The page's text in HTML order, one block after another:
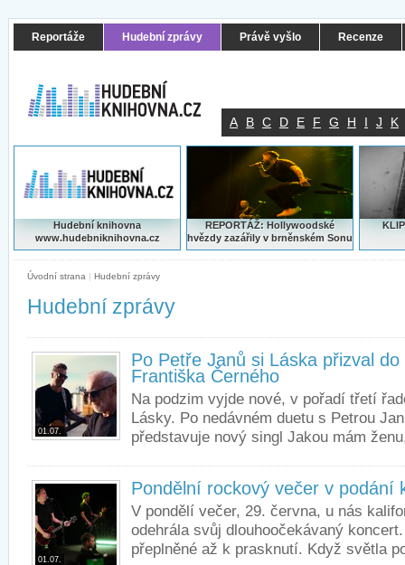
Reportáže Hudební zprávy Právě vyšlo Recenze
A B C D E F G H I J K
Hudební knihovna
www.hudebniknihovna.cz
REPORTÁŽ: Hollywoodské
hvězdy zazářily v brněnském Sonu
Úvodní strana | Hudební zprávy
Hudební zprávy
01.07.
Po Petře Janů si Láska přizval
Františka Černého
Na podzim vyjde nové, v pořadí třetí
Lásky. Po nedávném duetu s Petrou
představuje nový singl Jakou mám
01.07.
Pondělní rockový večer v podání
V pondělí večer, 29. června, u nás
odehrála svůj dlouhoočekávaný
přeplněné až k prasknutí. Když světla